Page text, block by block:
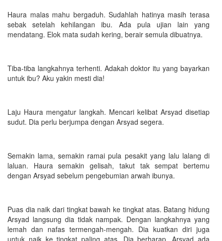
Haura malas mahu bergaduh. Sudahlah hatinya masih terasa
sebak setelah kehilangan ibu. Ada pula ujian lain yang
mendatang. Elok mata sudah kering, berair semula dibuatnya.
Tiba-tiba langkahnya terhenti. Adakah doktor itu yang bayarkan
untuk ibu? Aku yakin mesti dia!
Laju Haura mengatur langkah. Mencari kelibat Arsyad disetiap
sudut. Dia perlu berjumpa dengan Arsyad segera.
Semakin lama, semakin ramai pula pesakit yang lalu lalang di
laluan. Haura semakin gelisah, takut tak sempat bertemu
dengan Arsyad sebelum pengebumian arwah ibunya.
Puas dia naik dari tingkat bawah ke tingkat atas. Batang hidung
Arsyad langsung dia tidak nampak. Dengan langkahnya yang
lemah dan nafas termengah-mengah. Dia kuatkan diri juga